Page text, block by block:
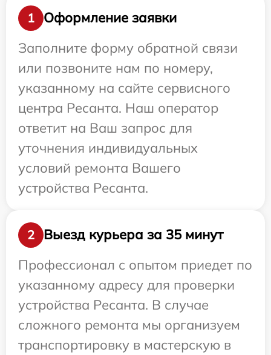
1
Оформление заявки
Заполните форму обратной связи
или позвоните нам по номеру,
указанному на сайте сервисного
центра Ресанта. Наш оператор
ответит на Ваш запрос для
уточнения индивидуальных
условий ремонта Вашего
устройства Ресанта.
2
Выезд курьера за 35 минут
Профессионал с опытом приедет по
указанному адресу для проверки
устройства Ресанта. В случае
сложного ремонта мы организуем
транспортировку в мастерскую в